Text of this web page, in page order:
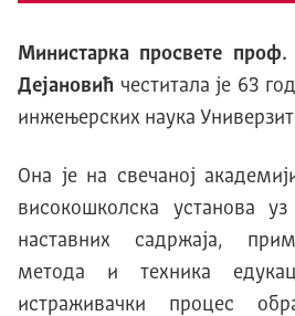
Министарка просвете
Дејановић честитала је 63
инжењерских наука
Она је на свечаној
високошколска установа
нaстaвних сaдржaja,
мeтoдa и тeхникa
истрaживaчки прoцeс